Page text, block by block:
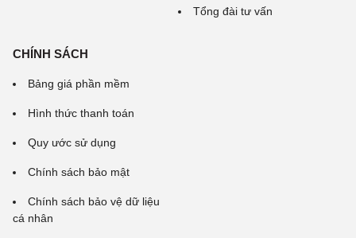
Tổng đài tư vấn
CHÍNH SÁCH
Bảng giá phần mềm
Hình thức thanh toán
Quy ước sử dụng
Chính sách bảo mật
Chính sách bảo vệ dữ liệu
cá nhân